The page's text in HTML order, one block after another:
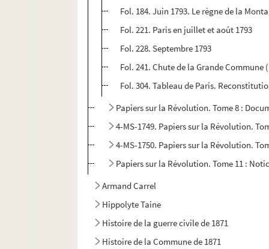
Fol. 184. Juin 1793. Le règne de la
Fol. 221. Paris en juillet et août 1793
Fol. 228. Septembre 1793
Fol. 241. Chute de la Grande
Fol. 304. Tableau de Paris.
Papiers sur la Révolution. Tome 8 :
4-MS-1749. Papiers sur la Révolution.
4-MS-1750. Papiers sur la Révolution.
Papiers sur la Révolution. Tome 11 :
Armand Carrel
Hippolyte Taine
Histoire de la guerre civile de 1871
Histoire de la Commune de 1871